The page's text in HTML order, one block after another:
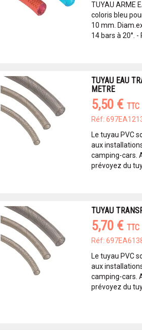
TUYAU ARME
coloris bleu
10 mm.
14 bars à 20°. -
TUYAU EAU
METRE
5,50 € TTC
Réf:
Le tuyau PVC
aux
camping-cars.
prévoyez du
TUYAU
5,70 € TTC
Réf:
Le tuyau PVC
aux
camping-cars.
prévoyez du